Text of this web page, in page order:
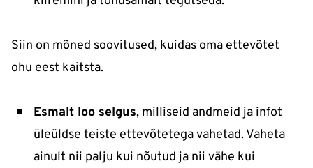
Siin on mõned soovitused, kuidas oma ettevõtet
ohu eest kaitsta.
Esmalt loo selgus, milliseid andmeid ja infot
üleüldse teiste ettevõtetega vahetad. Vaheta
ainult nii palju kui nõutud ja nii vähe kui